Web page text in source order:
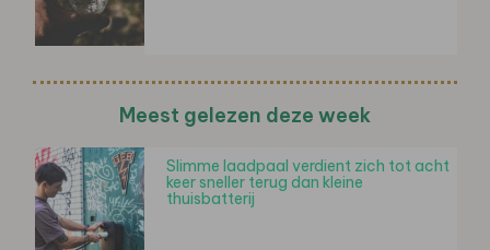
Meest gelezen deze week
Slimme laadpaal verdient zich tot acht
keer sneller terug dan kleine
thuisbatterij